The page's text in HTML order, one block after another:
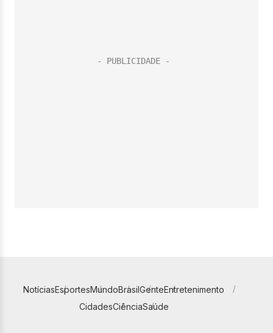
NotíciasEsportesMundoBrasilGenteEntretenimento
CidadesCiênciaSaúde